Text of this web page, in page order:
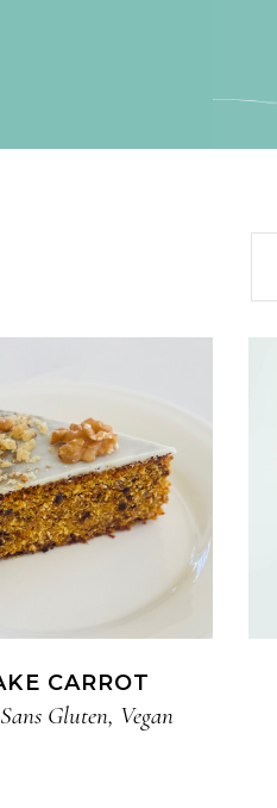
CARROT
Gluten​, Vegan